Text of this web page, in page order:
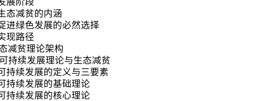
态减贫的内涵
进绿色发展的必然选择
现路径
减贫理论架构
持续发展理论与生态减贫
持续发展的定义与三要素
持续发展的基础理论
持续发展的核心理论